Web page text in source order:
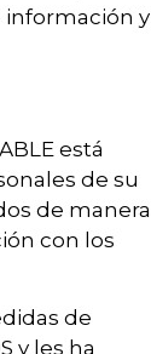
información y
está
de su
de manera
con los
de
y les ha